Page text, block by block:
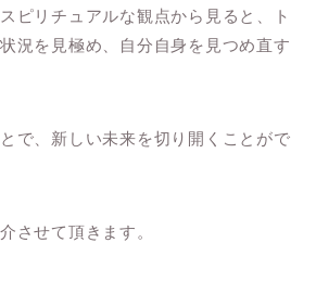
ピリチュアルな観点から見ると、ト
況を見極め、自分自身を見つめ直す
で、新しい未来を切り開くことがで
させて頂きます。